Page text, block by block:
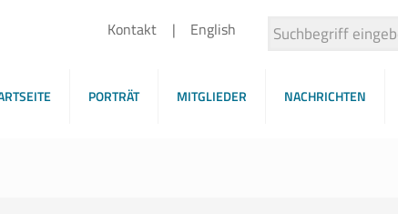
Kontakt English
PORTRÄT MITGLIEDER NACHRICHTEN